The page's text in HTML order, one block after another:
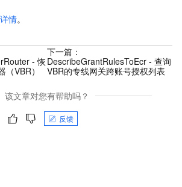
情。
- 恢
VBR）
下一篇：
DescribeGrantRulesToEcr - 查询
VBR的专线网关跨账号授权列表
该文章对您有帮助吗？
反馈